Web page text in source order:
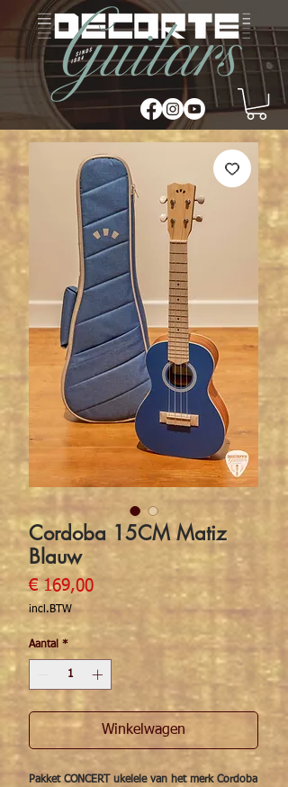
Cordoba 15CM Matiz
Blauw
€ 169,00Prijs
incl.BTW
Aantal *
Winkelwagen
Pakket CONCERT ukelele van het merk Cordoba